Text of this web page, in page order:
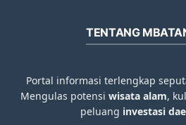
TENTANG
Portal informasi terlengkap
Mengulas potensi wisata alam,
peluang investasi